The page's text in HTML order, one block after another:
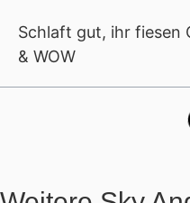
Schlaft gut, ihr fiesen
& WOW